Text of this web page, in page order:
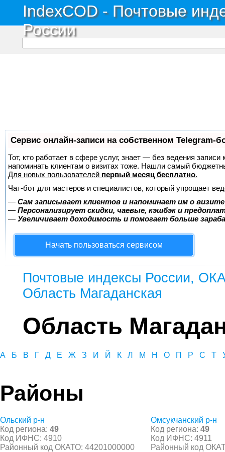
IndexCOD - Почтовые
России
Сервис онлайн-записи на собственном Telegram-
Тот, кто работает в сфере услуг, знает — без ведения
напоминать клиентам о визитах тоже. Нашли самый
Для новых пользователей первый месяц бесплатно.
Чат-бот для мастеров и специалистов, который упрощает
— Сам записывает клиентов и напоминает им о
— Персонализирует скидки, чаевые, кэшбэк и
— Увеличивает доходимость и помогает больше
Начать пользоваться сервисом
Почтовые индексы России,
Область Магаданская
Область
А Б В Г Д Е Ж З И Й К Л М Н О П Р С Т
Районы
Ольский р-н
Код региона: 49
Код ИФНС: 4910
Районный код ОКАТО: 44201000000
Омсукчанский р-н
Код региона: 49
Код ИФНС: 4911
Районный код